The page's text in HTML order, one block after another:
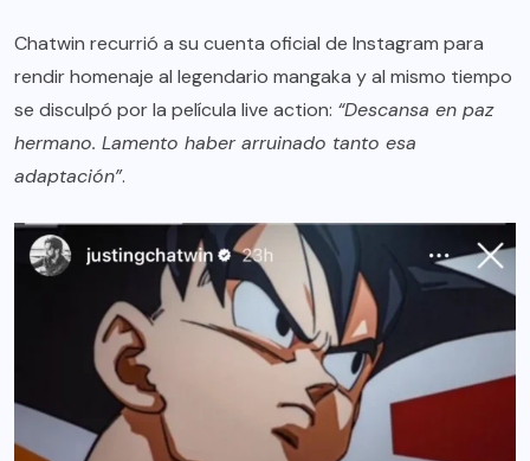
Chatwin recurrió a su cuenta oficial de Instagram para
rendir homenaje al legendario mangaka y al mismo tiempo
se disculpó por la película live action: “Descansa en paz
hermano. Lamento haber arruinado tanto esa
adaptación”.